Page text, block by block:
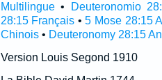
Multilingue• Deuteronomio
28:15 Français •5 Mose 28:15
Chinois• Deuteronomy 28:15
Version Louis Segond 1910